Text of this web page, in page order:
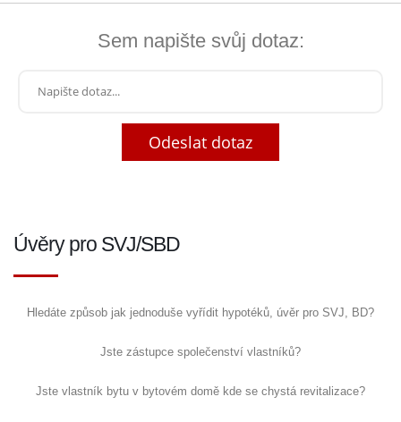
Sem napište svůj dotaz:
Odeslat dotaz
Úvěry pro SVJ/SBD
Hledáte způsob jak jednoduše vyřídit hypotéků, úvěr pro SVJ, BD?
Jste zástupce společenství vlastníků?
Jste vlastník bytu v bytovém domě kde se chystá revitalizace?